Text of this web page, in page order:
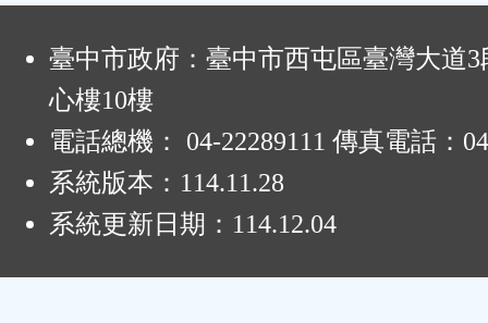
臺中市政府：臺中市西屯區臺灣大道3
心樓10樓
電話總機： 04-22289111 傳真電話：
系統版本： 114.11.28
系統更新日期： 114.12.04